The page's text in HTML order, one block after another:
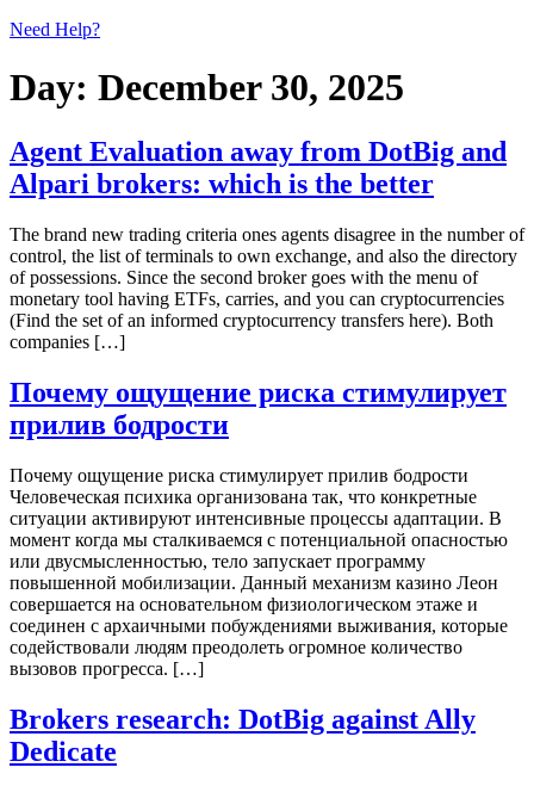
Need Help?
Day: December 30, 2025
Agent Evaluation away from DotBig and
Alpari brokers: which is the better
The brand new trading criteria ones agents disagree in the number of
control, the list of terminals to own exchange, and also the directory
of possessions. Since the second broker goes with the menu of
monetary tool having ETFs, carries, and you can cryptocurrencies
(Find the set of an informed cryptocurrency transfers here). Both
companies […]
Почему ощущение риска стимулирует
прилив бодрости
Почему ощущение риска стимулирует прилив бодрости
Человеческая психика организована так, что конкретные
ситуации активируют интенсивные процессы адаптации. В
момент когда мы сталкиваемся с потенциальной опасностью
или двусмысленностью, тело запускает программу
повышенной мобилизации. Данный механизм казино Леон
совершается на основательном физиологическом этаже и
соединен с архаичными побуждениями выживания, которые
содействовали людям преодолеть огромное количество
вызовов прогресса. […]
Brokers research: DotBig against Ally
Dedicate